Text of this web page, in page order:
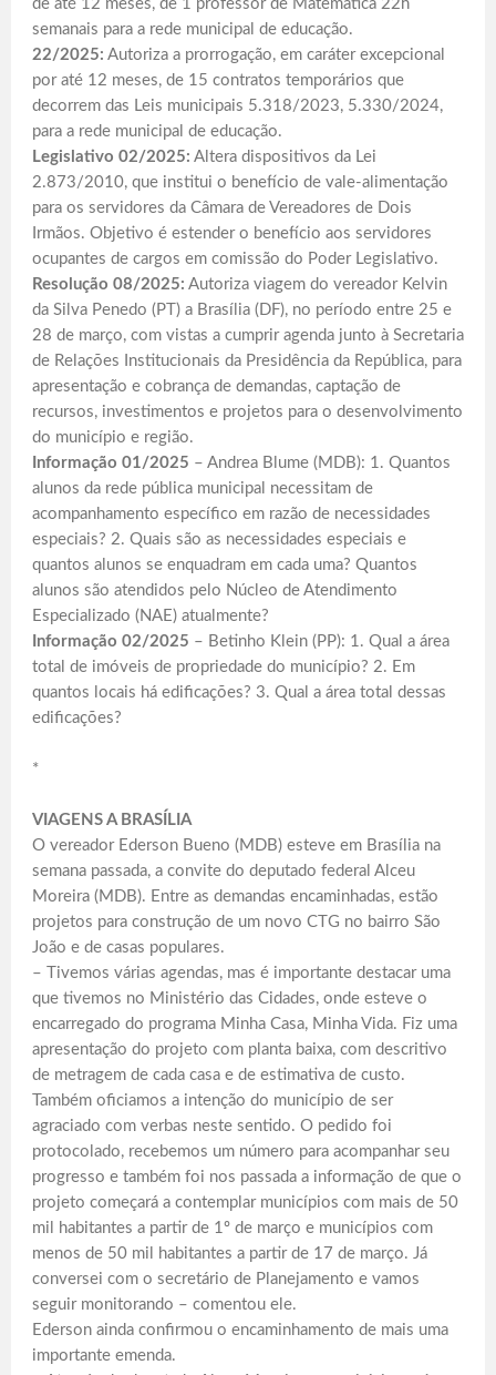
de até 12 meses, de 1 professor de Matemática 22h
semanais para a rede municipal de educação.
22/2025: Autoriza a prorrogação, em caráter excepcional
por até 12 meses, de 15 contratos temporários que
decorrem das Leis municipais 5.318/2023, 5.330/2024,
para a rede municipal de educação.
Legislativo 02/2025: Altera dispositivos da Lei
2.873/2010, que institui o benefício de vale-alimentação
para os servidores da Câmara de Vereadores de Dois
Irmãos. Objetivo é estender o benefício aos servidores
ocupantes de cargos em comissão do Poder Legislativo.
Resolução 08/2025: Autoriza viagem do vereador Kelvin
da Silva Penedo (PT) a Brasília (DF), no período entre 25 e
28 de março, com vistas a cumprir agenda junto à Secretaria
de Relações Institucionais da Presidência da República, para
apresentação e cobrança de demandas, captação de
recursos, investimentos e projetos para o desenvolvimento
do município e região.
Informação 01/2025 – Andrea Blume (MDB): 1. Quantos
alunos da rede pública municipal necessitam de
acompanhamento específico em razão de necessidades
especiais? 2. Quais são as necessidades especiais e
quantos alunos se enquadram em cada uma? Quantos
alunos são atendidos pelo Núcleo de Atendimento
Especializado (NAE) atualmente?
Informação 02/2025 – Betinho Klein (PP): 1. Qual a área
total de imóveis de propriedade do município? 2. Em
quantos locais há edificações? 3. Qual a área total dessas
edificações?
*
VIAGENS A BRASÍLIA
O vereador Ederson Bueno (MDB) esteve em Brasília na
semana passada, a convite do deputado federal Alceu
Moreira (MDB). Entre as demandas encaminhadas, estão
projetos para construção de um novo CTG no bairro São
João e de casas populares.
– Tivemos várias agendas, mas é importante destacar uma
que tivemos no Ministério das Cidades, onde esteve o
encarregado do programa Minha Casa, Minha Vida. Fiz uma
apresentação do projeto com planta baixa, com descritivo
de metragem de cada casa e de estimativa de custo.
Também oficiamos a intenção do município de ser
agraciado com verbas neste sentido. O pedido foi
protocolado, recebemos um número para acompanhar seu
progresso e também foi nos passada a informação de que o
projeto começará a contemplar municípios com mais de 50
mil habitantes a partir de 1º de março e municípios com
menos de 50 mil habitantes a partir de 17 de março. Já
conversei com o secretário de Planejamento e vamos
seguir monitorando – comentou ele.
Ederson ainda confirmou o encaminhamento de mais uma
importante emenda.